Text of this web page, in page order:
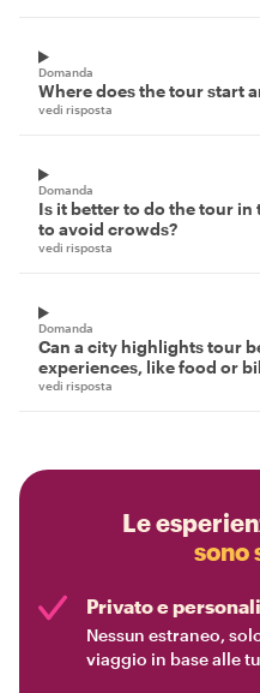
Domanda
Where does the tour start
vedi risposta
Domanda
Is it better to do the tour
to avoid crowds?
vedi risposta
Domanda
Can a city highlights tour
experiences, like food or
vedi risposta
Le
sono
Privato e
Nessun estraneo,
viaggio in base alle